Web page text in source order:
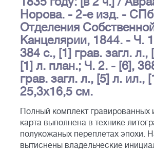
Норова. - 2-е изд. -
Отделения
Канцелярии, 1844. - Ч.
384 c., [1] грав. загл. л.,
[1] л. план.; Ч. 2. - [6],
грав. загл. л., [5] л. ил.,
25,3х16,5 см.
Полный комплект гравированных
карта выполнена в технике
полукожаных переплетах эпохи.
вытиснены владельческие